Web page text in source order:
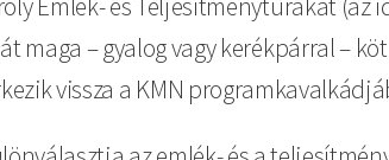
maga – gyalog vagy kerékpárral –
vissza a KMN